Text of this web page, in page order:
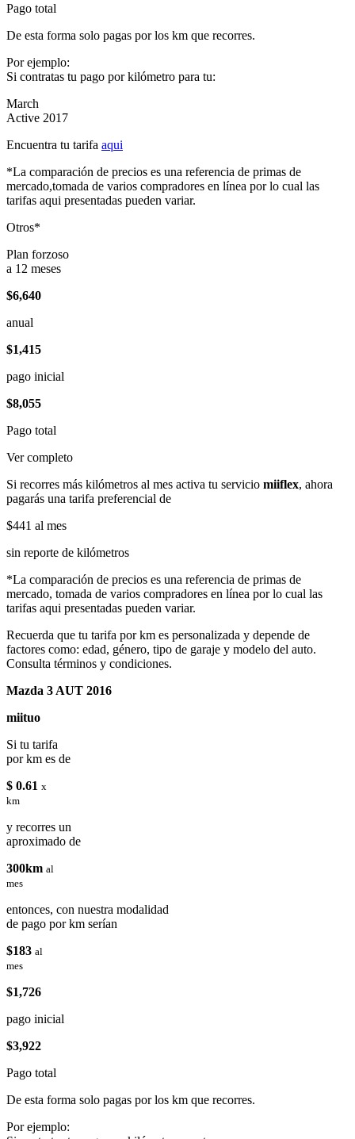
Pago total
De esta forma solo pagas por los km que recorres.
Por ejemplo:
Si contratas tu pago por kilómetro para tu:
March
Active 2017
Encuentra tu tarifa aqui
*La comparación de precios es una referencia de primas de
mercado,tomada de varios compradores en línea por lo cual las
tarifas aqui presentadas pueden variar.
Otros*
Plan forzoso
a 12 meses
$6,640
anual
$1,415
pago inicial
$8,055
Pago total
Ver completo
Si recorres más kilómetros al mes activa tu servicio miiflex, ahora
pagarás una tarifa preferencial de
$441 al mes
sin reporte de kilómetros
*La comparación de precios es una referencia de primas de
mercado, tomada de varios compradores en línea por lo cual las
tarifas aqui presentadas pueden variar.
Recuerda que tu tarifa por km es personalizada y depende de
factores como: edad, género, tipo de garaje y modelo del auto.
Consulta términos y condiciones.
Mazda 3 AUT 2016
miituo
Si tu tarifa
por km es de
$ 0.61 x
km
y recorres un
aproximado de
300km al
mes
entonces, con nuestra modalidad
de pago por km serían
$183 al
mes
$1,726
pago inicial
$3,922
Pago total
De esta forma solo pagas por los km que recorres.
Por ejemplo: